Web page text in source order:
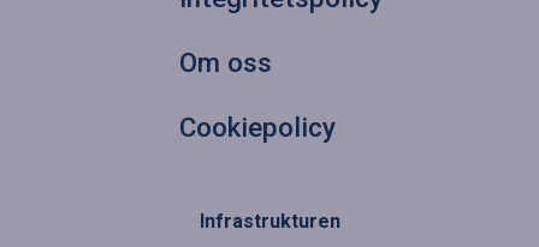
Om oss
Cookiepolicy
Infrastrukturen